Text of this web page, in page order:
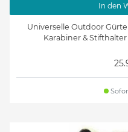
In den
Universelle Outdoor
Karabiner &